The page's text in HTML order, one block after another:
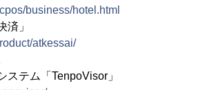
business/hotel.html
済」
atkessai/
ステム「TenpoVisor」